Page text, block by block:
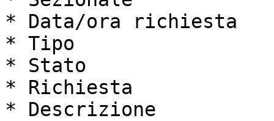
* Data/ora richiesta
* Tipo
* Stato
* Richiesta
* Descrizione